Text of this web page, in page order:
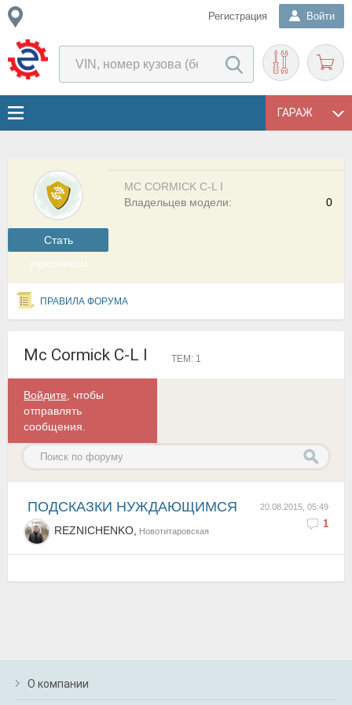
Регистрация Войти
ГАРАЖ
Cтать
участником
MC CORMICK C-L I
0
Владельцев модели:
ПРАВИЛА ФОРУМА
Mc Cormick C-L I ТЕМ: 1
Войдите , чтобы
отправлять
сообщения.
20.08.2015, 05:49
1
ПОДСКАЗКИ НУЖДАЮЩИМСЯ
REZNICHENKO, Новотитаровская
О компании